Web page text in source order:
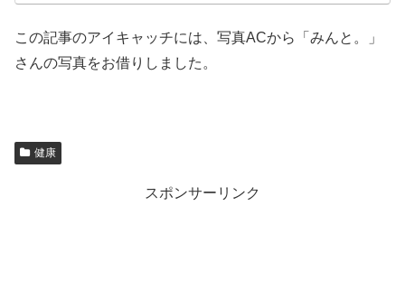
この記事のアイキャッチには、写真ACから「みんと。」
さんの写真をお借りしました。
健康
スポンサーリンク